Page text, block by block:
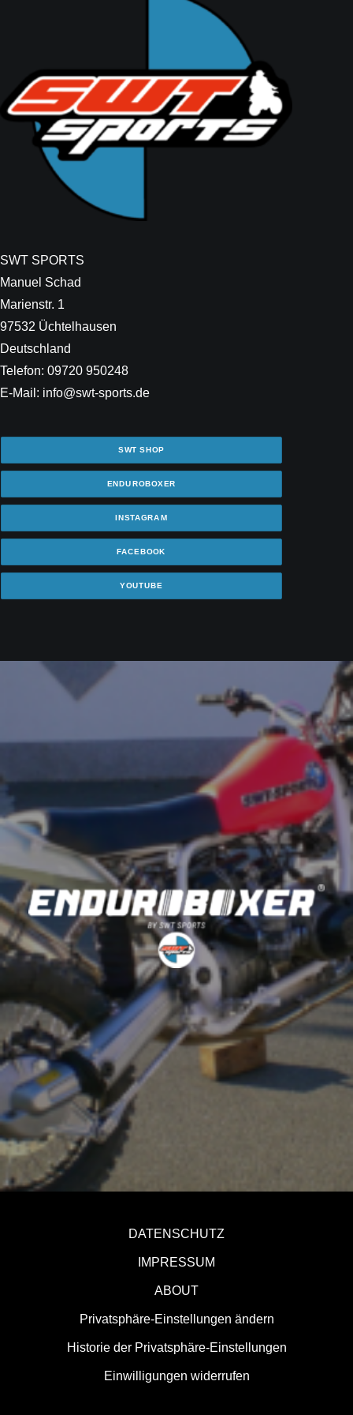
SWT SPORTS
Manuel Schad
Marienstr. 1
97532 Üchtelhausen
Deutschland
Telefon: 09720 950248
E-Mail: info@swt-sports.de
SWT SHOP
ENDUROBOXER
INSTAGRAM
FACEBOOK
YOUTUBE
DATENSCHUTZ
IMPRESSUM
ABOUT
Privatsphäre-Einstellungen ändern
Historie der Privatsphäre-Einstellungen
Einwilligungen widerrufen